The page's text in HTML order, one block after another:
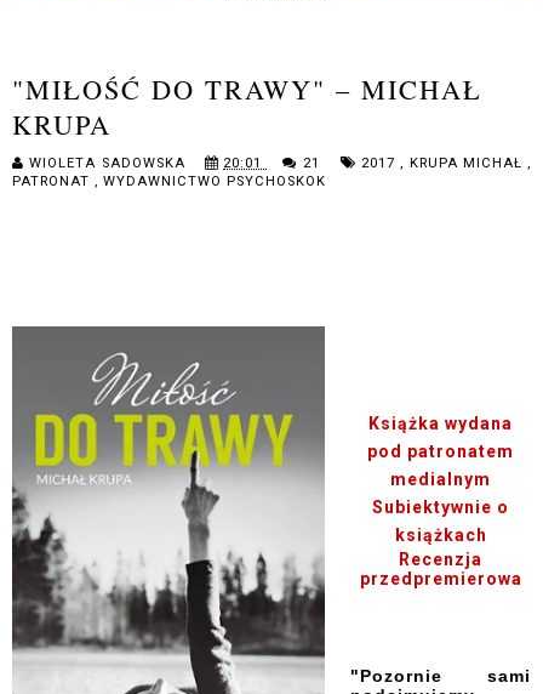
"MIŁOŚĆ DO TRAWY" – MICHAŁ
KRUPA
WIOLETA SADOWSKA 20:01 21 2017, KRUPA MICHAŁ ,
PATRONAT , WYDAWNICTWO PSYCHOSKOK
Książka wydana
pod patronatem
medialnym
Subiektywnie o
książkach
Recenzja
przedpremierowa
"Pozornie sami